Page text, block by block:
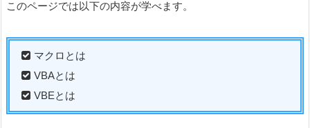
このページでは以下の内容が学べます。
マクロとは
VBAとは
VBEとは